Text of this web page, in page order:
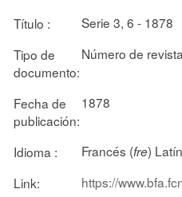
Título :
Serie 3, 6 - 1878
Tipo de
documento:
Número de revista
Fecha de
publicación:
1878
Idioma : Francés (fre)
Link:
https://